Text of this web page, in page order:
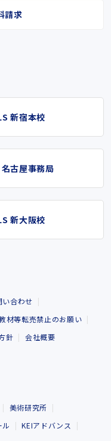
請求
新宿本校
古屋事務局
新大阪校
い合わせ
材等転売禁止のお願い
針 会社概要
美術研究所
ル
KEIアドバンス